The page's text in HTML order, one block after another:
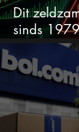
Dit
sinds
extreem